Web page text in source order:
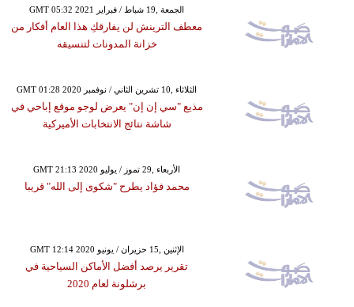
GMT 05:32 2021 الجمعة ,19 شباط / فبراير
معطف الترينش لن يفارقكِ هذا العام أفكار من
خزانة المدونات لتنسيقه
GMT 01:28 2020 الثلاثاء ,10 تشرين الثاني / نوفمبر
مذيع "سي إن إن" يعرض لوجو موقع إباحي في
شاشة نتائج الانتخابات الأميركية
GMT 21:13 2020 الأربعاء ,29 تموز / يوليو
محمد فؤاد يطرح "شكوى إلى الله" قريبا
GMT 12:14 2020 الإثنين ,15 حزيران / يونيو
تقرير يرصد أفضل الأماكن السياحية في
برشلونة لعام 2020